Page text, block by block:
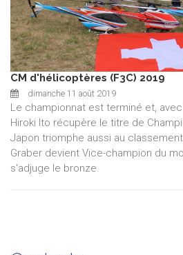
CM d'hélicoptères (F3C) 2019
dimanche 11 août 2019
Le championnat est terminé et,
Hiroki Ito récupère le titre de
Japon triomphe aussi au
Graber devient Vice-champion du
s'adjuge le bronze.